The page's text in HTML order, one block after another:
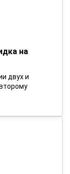
на
двух и